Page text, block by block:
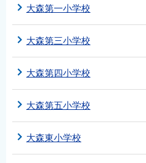
大森第一小学校
大森第三小学校
大森第四小学校
大森第五小学校
大森東小学校
Filipino